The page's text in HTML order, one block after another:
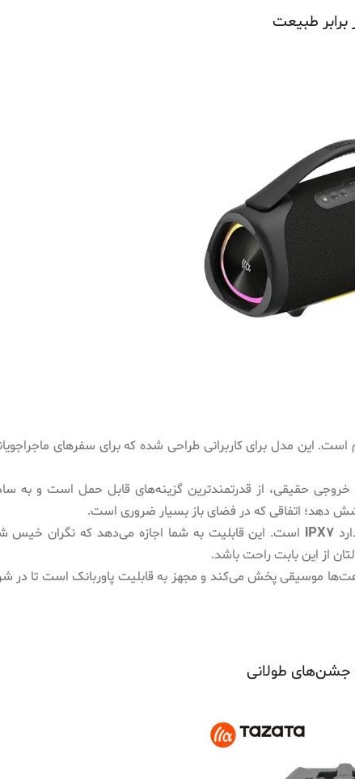
طبیعت
است. این مدل برای کاربرانی طراحی شده که برای سفرهای
خروجی حقیقی، از قدرتمندترین گزینه‌های قابل حمل است و به
دهد؛ اتفاقی که در فضای باز بسیار ضروری است.
IPX7 است. این قابلیت به شما اجازه می‌دهد که نگران خیس
از این بابت راحت باشد.
موسیقی پخش می‌کند و مجهز به قابلیت پاوربانک است تا در
جشن‌های طولانی